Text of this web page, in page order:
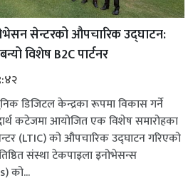
सेन्टरको औपचारिक उद्घाटन:
विशेष B2C पार्टनर
डिजिटल केन्द्रका रूपमा विकास गर्ने
कटेजमा आयोजित एक विशेष समारोहका
(LTIC) को औपचारिक उद्घाटन गरिएको
संस्था टेकपाइला इनोभेसन्स
को...